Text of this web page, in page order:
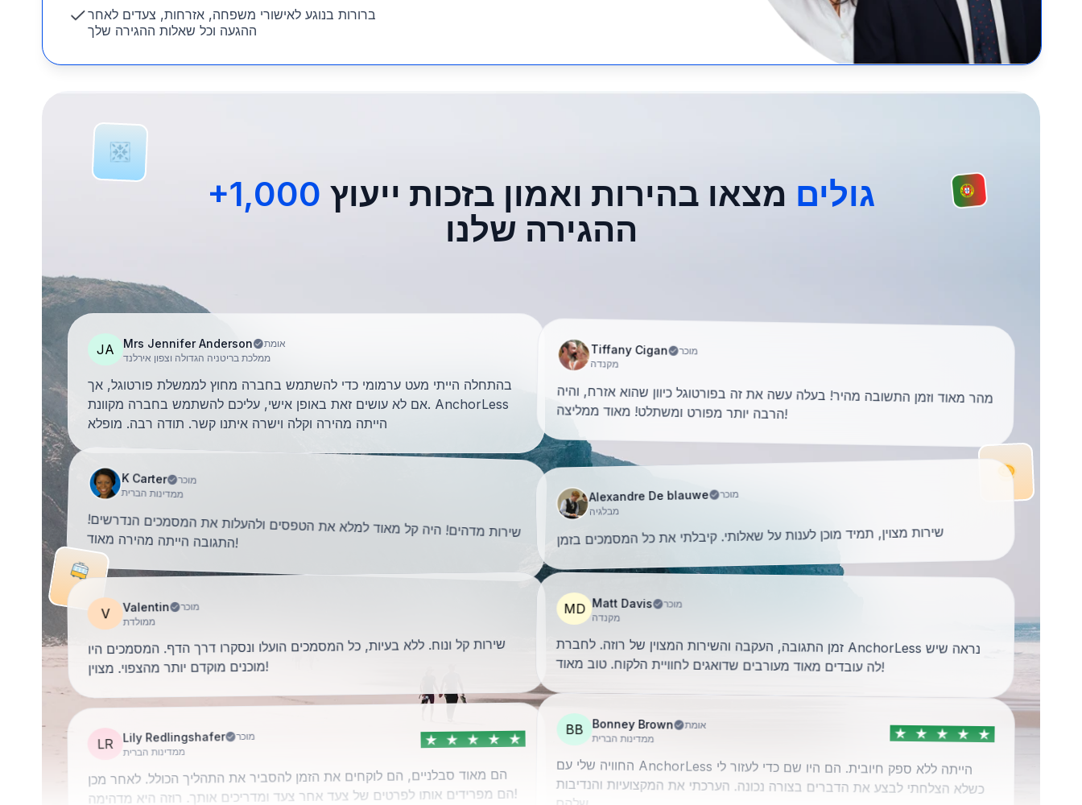
ברורות בנוגע לאישורי משפחה, אזרחות, צעדים לאחר
ההגעה וכל שאלות ההגירה שלך
+1,000 גולים מצאו בהירות ואמון בזכות ייעוץ
ההגירה שלנו
JA Mrs Jennifer Anderson
אומת
ממלכת בריטניה הגדולה וצפון אירלנד
בהתחלה הייתי מעט ערמומי כדי להשתמש בחברה מחוץ לממשלת פורטוגל, אך
אם לא עושים זאת באופן אישי, עליכם להשתמש בחברה מקוונת. AnchorLess
הייתה מהירה וקלה וישרה איתנו קשר. תודה רבה. מופלא
Tiffany Cigan מוכר
מקנדה
מהר מאוד וזמן התשובה מהיר! בעלה עשה את זה בפורטוגל כיוון שהוא אזרח, והיה
הרבה יותר מפורט ומשתלט! מאוד ממליצה!
K Carter מוכר
ממדינות הברית
שירות מדהים! היה קל מאוד למלא את הטפסים ולהעלות את המסמכים הנדרשים!
התגובה הייתה מהירה מאוד!
Alexandre De blauwe מוכר
מבלגיה
שירות מצוין, תמיד מוכן לענות על שאלותי. קיבלתי את כל המסמכים בזמן
V Valentin מוכר
ממולדת
שירות קל ונוח. ללא בעיות, כל המסמכים הועלו ונסקרו דרך הדף. המסמכים היו
מוכנים מוקדם יותר מהצפוי. מצוין
!
MD Matt Davis מוכר
מקנדה
זמן התגובה, העקבה והשירות המצוין של רוזה. לחברתAnchorLess נראה שיש
לה עובדים מאוד מעורבים שדואגים לחוויית הלקוח. טוב מאוד!
LR Lily Redlingshafer מוכר
ממדינות הברית
הם מאוד סבלניים, הם לוקחים את הזמן להסביר את התהליך הכולל. לאחר מכן
הם מפרידים אותו לפרטים של צעד אחר צעד ומדריכים אותך. רוזה היא מדהימה
!
BB Bonney Brown אומת
ממדינות הברית
החוויה שלי עם AnchorLess
הייתה ללא ספק חיובית. הם היו שם כדי לעזור לי
כשלא הצלחתי לבצע את הדברים בצורה נכונה. הערכתי את המקצועיות והנדיבות